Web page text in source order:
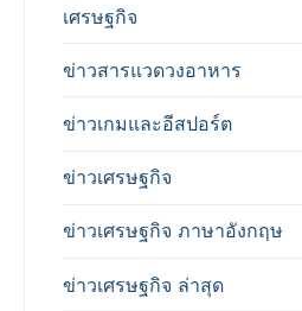
เศรษฐกิจ
ข่าวสารแวดวงอาหาร
ข่าวเกมและอีสปอร์ต
ข่าวเศรษฐกิจ
ข่าวเศรษฐกิจ ภาษาอังกฤษ
ข่าวเศรษฐกิจ ล่าสุด